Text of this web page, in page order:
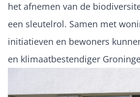
het afnemen van de
een sleutelrol. Samen met
initiatieven en bewoners
en klimaatbestendiger